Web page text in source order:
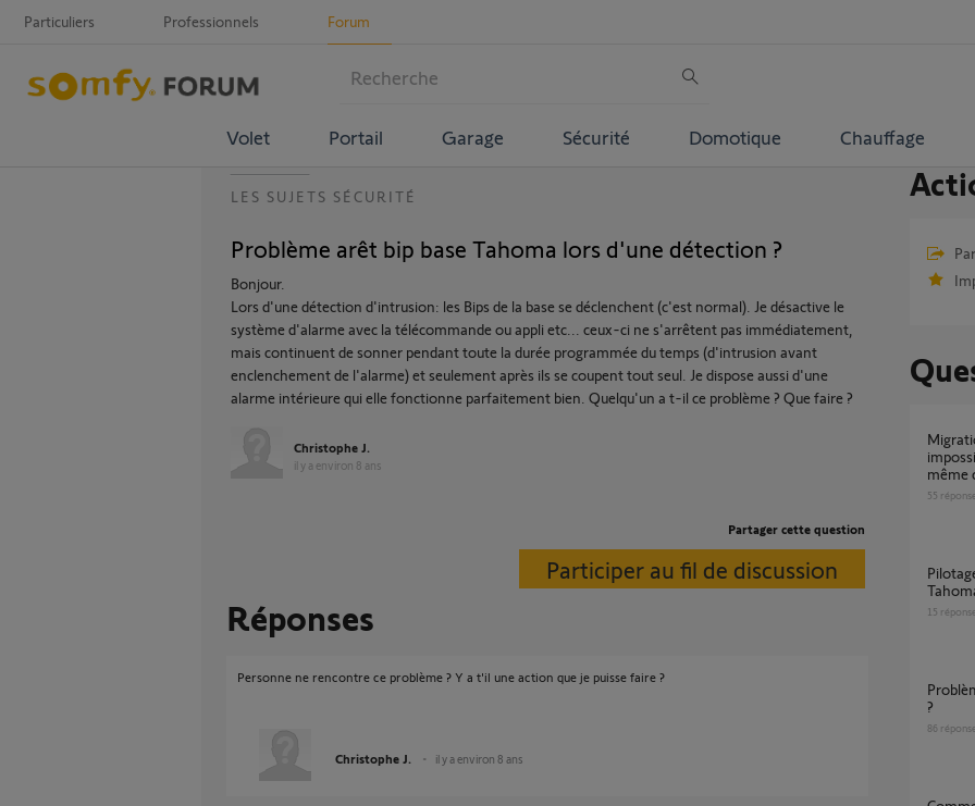
Particuliers Professionnels Forum
Volet Portail Garage Sécurité Domotique Chauffage
LES SUJETS SÉCURITÉ
Problème arêt bip base Tahoma lors d'une détection ?
Bonjour.
Lors d'une détection d'intrusion: les Bips de la base se déclenchent (c'est normal). Je désactive le
système d'alarme avec la télécommande ou appli etc... ceux-ci ne s'arrêtent pas immédiatement,
mais continuent de sonner pendant toute la durée programmée du temps (d'intrusion avant
enclenchement de l'alarme) et seulement après ils se coupent tout seul. Je dispose aussi d'une
alarme intérieure qui elle fonctionne parfaitement bien. Quelqu'un a t-il ce problème ? Que faire ?
Christophe J.
il y a environ 8 ans
Partager cette question
Participer au fil de discussion
Réponses
Personne ne rencontre ce problème ? Y a t'il une action que je puisse faire ?
Christophe J. il y a environ 8 ans
Migration TaHoma V1 vers TaHoma Switch
même
55
Pilotage portail Control Box 3S IO via
15
Problème application Tahoma sur mes zones
?
86